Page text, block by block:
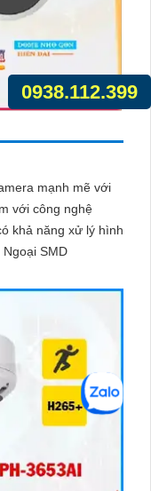
mạnh mẽ với
với công nghệ
SMD
0938.112.399